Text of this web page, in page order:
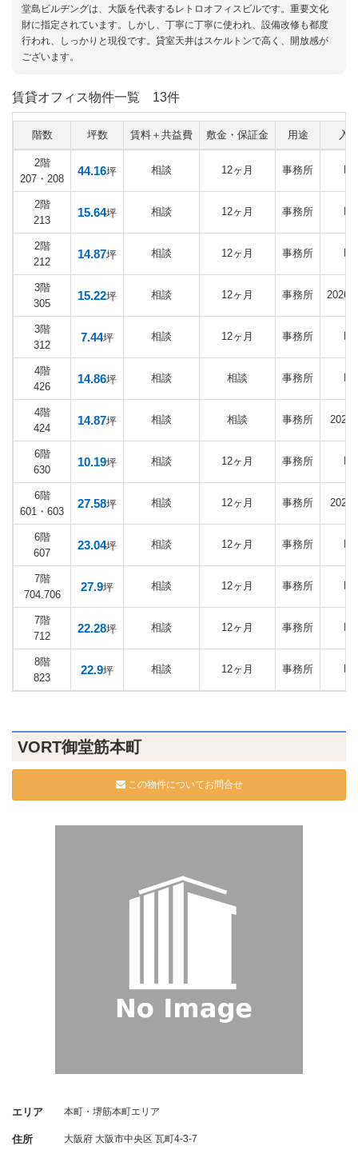
堂島ビルヂングは、大阪を代表するレトロオフィスビルです。重要文化
財に指定されています。しかし、丁寧に丁寧に使われ、設備改修も都度
行われ、しっかりと現役です。貸室天井はスケルトンで高く、開放感が
ございます。
賃貸オフィス物件一覧 13件
階数 坪数 賃料＋共益費 敷金・保証金 用途 入
2階
207・208
44.16坪 相談 12ヶ月 事務所 即
2階
213
15.64坪 相談 12ヶ月 事務所 即
2階
212
14.87坪 相談 12ヶ月 事務所 即
3階
305
15.22坪 相談 12ヶ月 事務所 2026
3階
312
7.44坪 相談 12ヶ月 事務所 即
4階
426
14.86坪 相談 相談 事務所 即
4階
424
14.87坪 相談 相談 事務所 2026
6階
630
10.19坪 相談 12ヶ月 事務所 即
6階
601・603
27.58坪 相談 12ヶ月 事務所 2026
6階
607
23.04坪 相談 12ヶ月 事務所 即
7階
704.706
27.9坪 相談 12ヶ月 事務所 即
7階
712
22.28坪 相談 12ヶ月 事務所 即
8階
823
22.9坪 相談 12ヶ月 事務所 即
VORT御堂筋本町
この物件についてお問合せ
エリア 本町・堺筋本町エリア
住所 大阪府 大阪市中央区 瓦町4-3-7